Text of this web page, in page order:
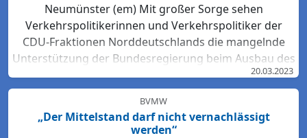
Neumünster (em) Mit großer Sorge sehen
Verkehrspolitikerinnen und Verkehrspolitiker der
CDU-Fraktionen Norddeutschlands die mangelnde
Unterstützung der Bundesregierung beim Ausbau des
Bahn-Netzes. Hartmut Bodeit, mobilitätspolitischer
Sprecher der bremischen CDUBürgerschaftsfraktion,
betont: „Die neuesten Bewertungen der DB Netz AG
lassen keinen Zweifel: Das Schienennetz ist in der
20.03.2023
BVMW
„Der Mittelstand darf nicht vernachlässigt
werden“